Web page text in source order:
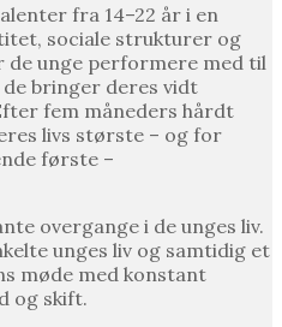
fra 14–22 år i en
sociale strukturer og
unge performere med til
bringer deres vidt
fem måneders hårdt
livs største – og for
første –
overgange i de unges liv.
unges liv og samtidig et
møde med konstant
og skift.